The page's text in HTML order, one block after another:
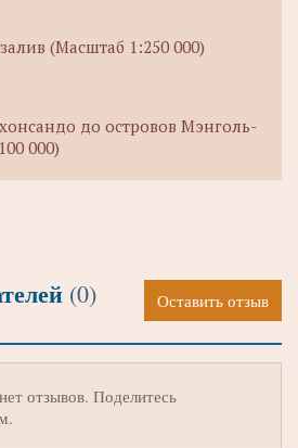
(Масштаб 1:250 000)
до островов Мэнголь-
000)
(0) Оставить отзыв
отзывов. Поделитесь